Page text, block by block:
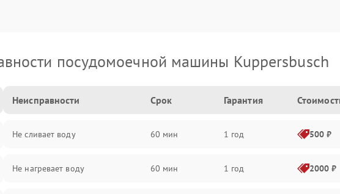
посудомоечной машины Kuppersbusch
Неисправности Срок Гарантия
Не сливает воду 60 мин 1 год 500 ₽
Не нагревает воду 60 мин 1 год 2000 ₽